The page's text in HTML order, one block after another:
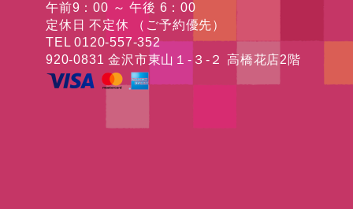
午前9：00 ～ 午後 6：00
定休日 不定休 （ご予約優先）
TEL 0120-557-352
920-0831 金沢市東山１-３-２ 高橋花店2階